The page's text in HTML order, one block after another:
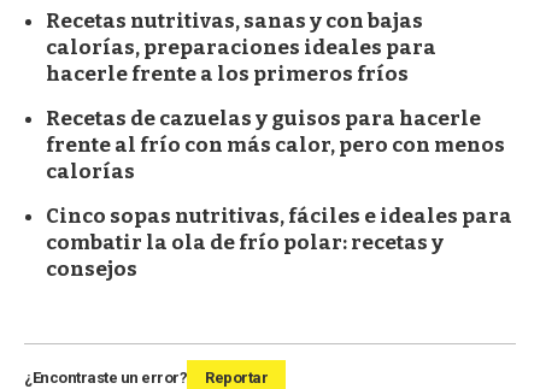
Recetas nutritivas, sanas y con bajas
calorías, preparaciones ideales para
hacerle frente a los primeros fríos
Recetas de cazuelas y guisos para hacerle
frente al frío con más calor, pero con menos
calorías
Cinco sopas nutritivas, fáciles e ideales para
combatir la ola de frío polar: recetas y
consejos
¿Encontraste un error? Reportar